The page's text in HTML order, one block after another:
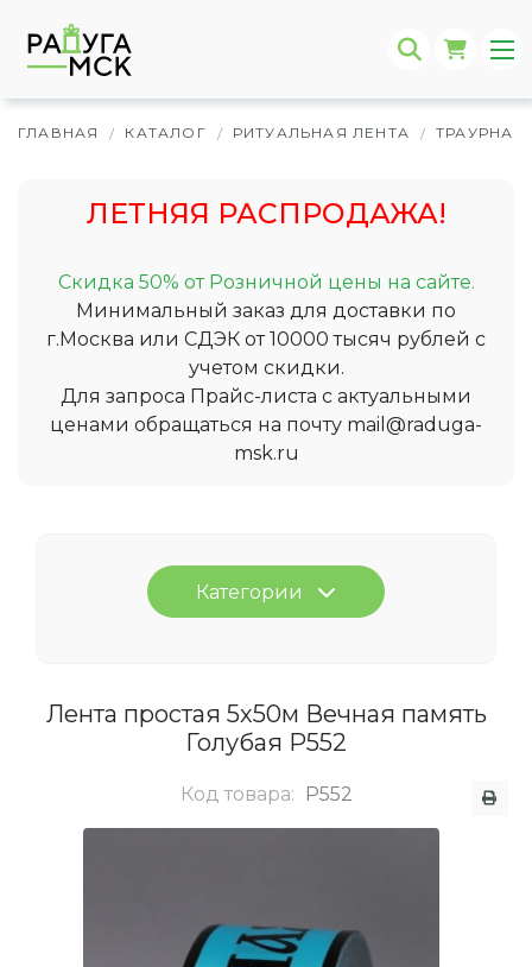
ГЛАВНАЯ / КАТАЛОГ / РИТУАЛЬНАЯ ЛЕНТА /
ЛЕТНЯЯ РАСПРОДАЖА!
Скидка 50% от Розничной цены на сайте.
Минимальный заказ для доставки по
г.Москва или СДЭК от 10000 тысяч рублей с
учетом скидки.
Для запроса Прайс-листа с актуальными
ценами обращаться на почту mail@raduga-
msk.ru
Категории
Лента простая 5х50м Вечная память
Голубая Р552
Код товара: P552